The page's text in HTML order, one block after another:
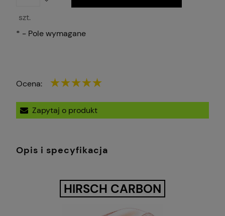
szt.
* - Pole wymagane
Ocena:
Zapytaj o produkt
Opis i specyfikacja
HIRSCH CARBON